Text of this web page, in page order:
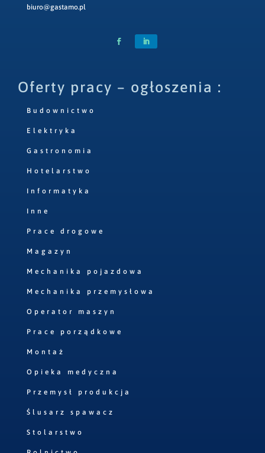
biuro@gastamo.pl
Oferty pracy – ogłoszenia :
Budownictwo
Elektryka
Gastronomia
Hotelarstwo
Informatyka
Inne
Prace drogowe
Magazyn
Mechanika pojazdowa
Mechanika przemysłowa
Operator maszyn
Prace porządkowe
Montaż
Opieka medyczna
Przemysł produkcja
Ślusarz spawacz
Stolarstwo